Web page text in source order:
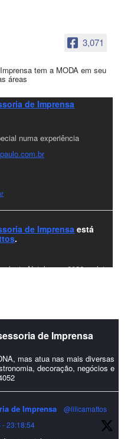
3,071
tem a MODA em seu
áreas
de Imprensa
numa experiência
de Imprensa está
.
Natal e um 2026 repleto
#merrychristmas #felizanonovo
de Imprensa
de Imprensa
mas atua nas mais diversas
decoração, negócios e
de Imprensa
@lilicamattos
- 23:18:54